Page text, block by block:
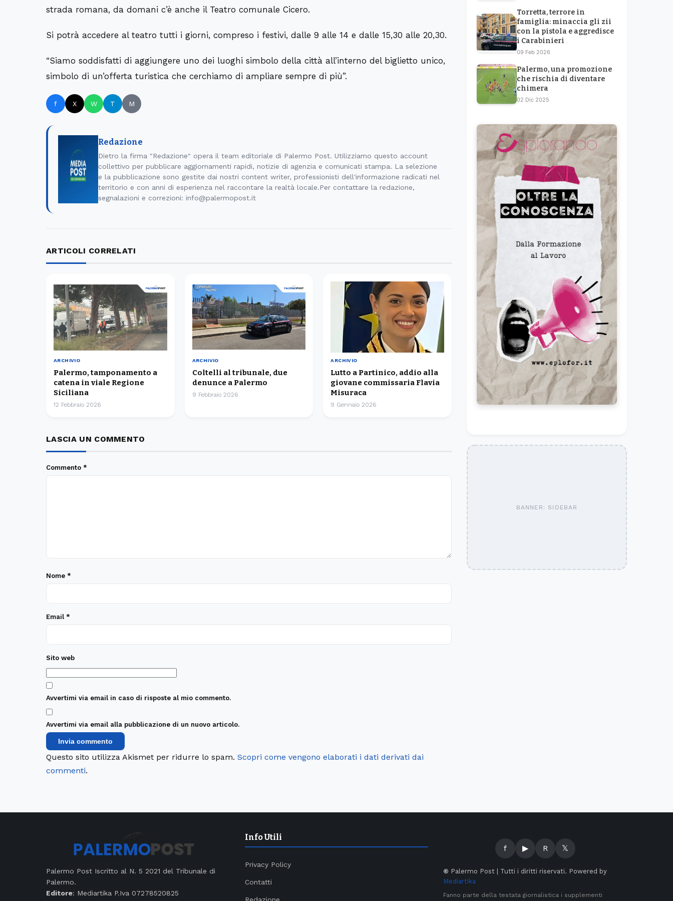
strada romana, da domani c’è anche il Teatro comunale Cicero.
Si potrà accedere al teatro tutti i giorni, compreso i festivi, dalle 9 alle 14 e dalle 15,30 alle 20,30.
“Siamo soddisfatti di aggiungere uno dei luoghi simbolo della città all’interno del biglietto unico,
simbolo di un’offerta turistica che cerchiamo di ampliare sempre di più”.
f X W T M
Redazione
Dietro la firma "Redazione" opera il team editoriale di Palermo Post. Utilizziamo questo account
collettivo per pubblicare aggiornamenti rapidi, notizie di agenzia e comunicati stampa. La selezione
e la pubblicazione sono gestite dai nostri content writer, professionisti dell'informazione radicati nel
territorio e con anni di esperienza nel raccontare la realtà locale.Per contattare la redazione,
segnalazioni e correzioni: info@palermopost.it
ARTICOLI CORRELATI
ARCHIVIO
Palermo, tamponamento a
catena in viale Regione
Siciliana
12 Febbraio 2026
ARCHIVIO
Coltelli al tribunale, due
denunce a Palermo
9 Febbraio 2026
ARCHIVIO
Lutto a Partinico, addio alla
giovane commissaria Flavia
Misuraca
9 Gennaio 2026
LASCIA UN COMMENTO
Commento *
Nome *
Email *
Sito web
Avvertimi via email in caso di risposte al mio commento.
Avvertimi via email alla pubblicazione di un nuovo articolo.
Questo sito utilizza Akismet per ridurre lo spam. Scopri come vengono elaborati i dati derivati dai
commenti.
Torretta, terrore in
famiglia: minaccia gli zii
con la pistola e aggredisce
i Carabinieri
09 Feb 2026
Palermo, una promozione
che rischia di diventare
chimera
02 Dic 2025
BANNER: SIDEBAR
Palermo Post Iscritto al N. 5 2021 del Tribunale di
Palermo.
Editore: Mediartika P.Iva 07278520825
Info Utili
Privacy Policy
Contatti
f ▶ R 𝕏
© Palermo Post | Tutti i diritti riservati. Powered by
Mediartika
Fanno parte della testata giornalistica i supplementi